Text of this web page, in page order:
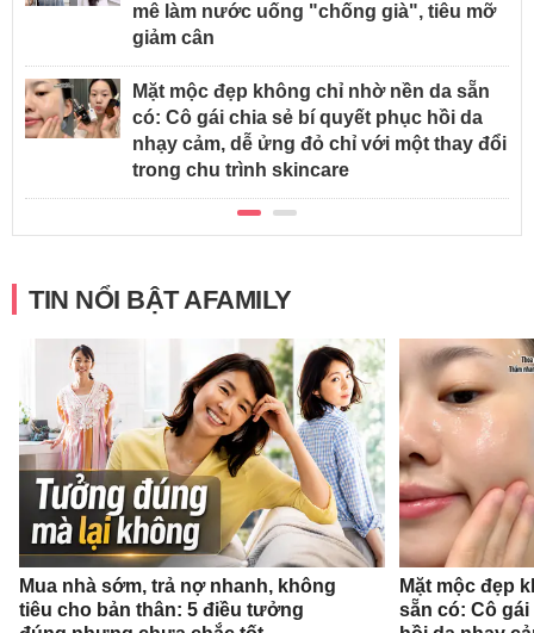
mê làm nước uống "chống già", tiêu mỡ
giảm cân
Mặt mộc đẹp không chỉ nhờ nền da sẵn
có: Cô gái chia sẻ bí quyết phục hồi da
nhạy cảm, dễ ửng đỏ chỉ với một thay đổi
trong chu trình skincare
TIN NỔI BẬT AFAMILY
Mua nhà sớm, trả nợ nhanh, không
tiêu cho bản thân: 5 điều tưởng
Mặt mộc đẹp
sẵn có: Cô